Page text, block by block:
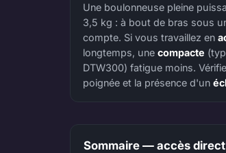
Une boulonneuse pleine
3,5 kg : à bout de bras sous
compte. Si vous travaillez en
longtemps, une compacte
DTW300) fatigue moins.
poignée et la présence d'un
Sommaire — accès direct